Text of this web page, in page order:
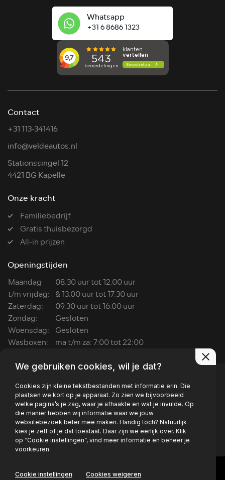
Whatsapp
+31 6 8686 1323
Contact
+31 113-341416
info@veldeautos.nl
Stationssingel 12
4421 BG Kapelle
Onze kracht
Familiebedrijf
Gratis thuisbezorgd
All-in prijzen
Openingstijden
Maandag
08.30 uur tot 12.00 uur
t/m vrijdag: & 13.00 uur tot 17.30 uur
Zaterdag:
09.30 uur tot 16.00 uur
Zondag:
Gesloten
Woensdag:
Gesloten
Wasboxen:
ma t/m za: 7:00 tot 22:00
Privacy policy
We gebruiken cookies, wil je dat?
Cookies zijn kleine tekstbestanden met informatie erin. Die
plaatsen we kort op je apparaat. Zo zien we bijvoorbeeld
welke pagina’s je zag, waar je afhaakte en wat je invulde. Op
die manier hebben wij informatie waar we jouw
websitebezoek beter mee maken. Handig toch? Natuurlijk
kies je zelf of je dat toestaat. Daar zijn we eerlijk over. Klik
op “Cookie instellingen”, vind meer informatie en beheer je
voorkeuren.
Cookie instellingen Cookies weigeren